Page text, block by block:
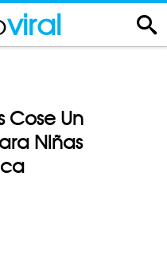
viral
Cose Un
Niñas